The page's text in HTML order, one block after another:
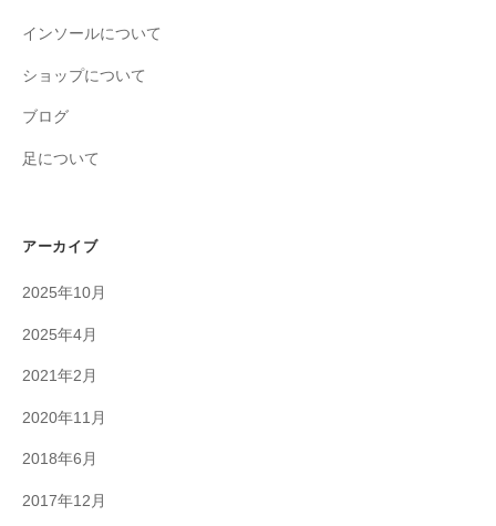
インソールについて
ショップについて
ブログ
足について
アーカイブ
2025年10月
2025年4月
2021年2月
2020年11月
2018年6月
2017年12月